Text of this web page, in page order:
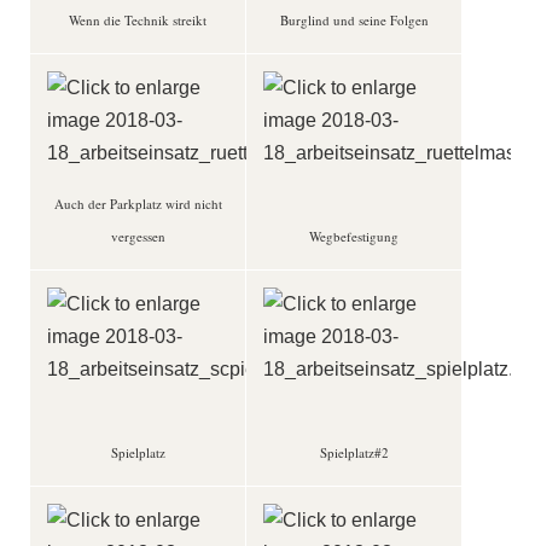
Wenn die Technik streikt Burglind und seine Folgen
Auch der Parkplatz wird nicht
vergessen
Wegbefestigung
Spielplatz Spielplatz#2